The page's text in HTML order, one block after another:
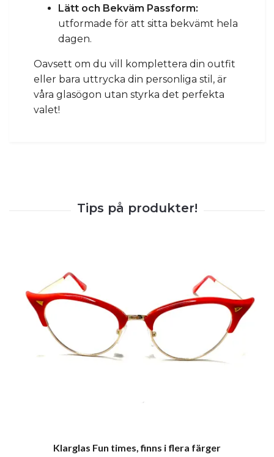
Lätt och Bekväm Passform:
utformade för att sitta bekvämt hela
dagen.
Oavsett om du vill komplettera din outfit
eller bara uttrycka din personliga stil, är
våra glasögon utan styrka det perfekta
valet!
Klarglas Fun times, finns i flera färger